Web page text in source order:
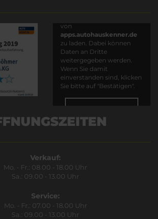
von
apps.autohauskenner.de
zu laden. Dabei können
Daten an Dritte
weitergegeben werden.
Wenn Sie damit
einverstanden sind, klicken
Sie bitte auf "Bestätigen".
Verkauf:
Mo. - Fr.: 08.00 - 18.00 Uhr
Sa.: 09.00 - 13.00 Uhr
Service:
Mo. - Fr.: 07.00 - 18.00 Uhr
Sa.: 09.00 - 13.00 Uhr